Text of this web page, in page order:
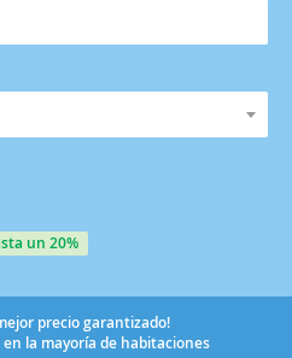
un 20%
precio garantizado!
en la mayoría de habitaciones